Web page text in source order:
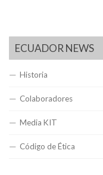
ECUADOR NEWS
Historia
Colaboradores
Media KIT
Código de Ética